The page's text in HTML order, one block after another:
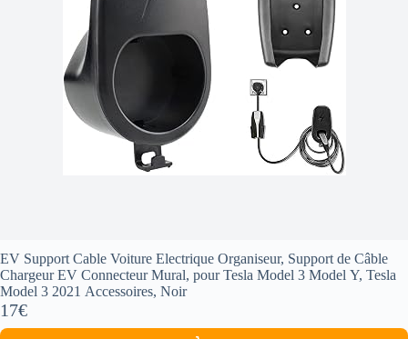
EV Support Cable Voiture Electrique Organiseur, Support de Câble
Chargeur EV Connecteur Mural, pour Tesla Model 3 Model Y, Tesla
Model 3 2021 Accessoires, Noir
17€